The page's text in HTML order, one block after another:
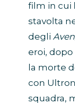
film in cui
stavolta
degli
eroi,
la morte
con
squadra,